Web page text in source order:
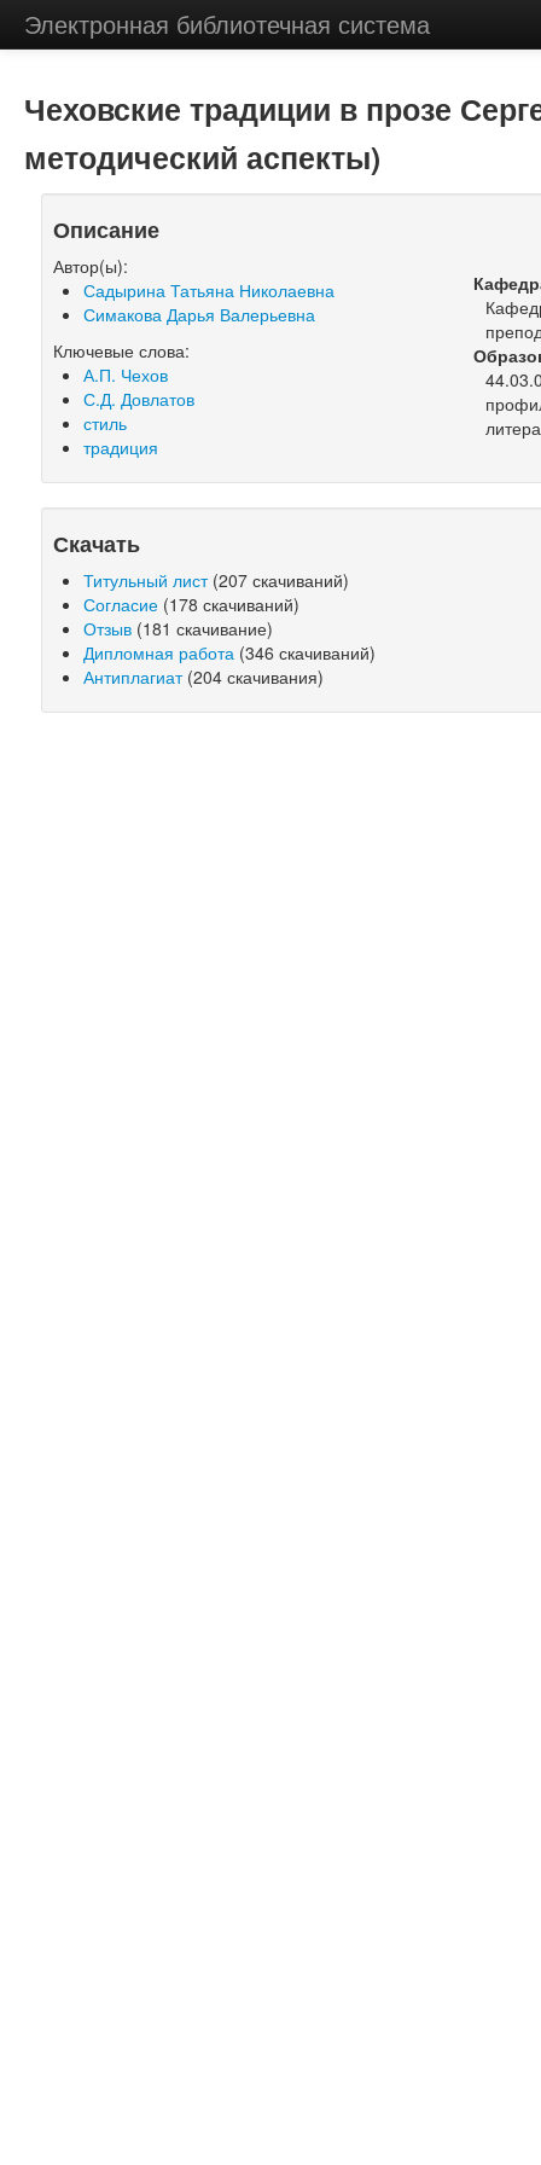
Электронная библиотечная система
Чеховские традиции в прозе
методический аспекты)
Описание
Автор(ы):
Садырина Татьяна Николаевна
Симакова Дарья Валерьевна
Ключевые слова:
А.П. Чехов
С.Д. Довлатов
стиль
традиция
Скачать
Титульный лист(207 скачиваний)
Согласие (178 скачиваний)
Отзыв (181 скачивание)
Дипломная работа (346 скачиваний)
Антиплагиат(204 скачивания)